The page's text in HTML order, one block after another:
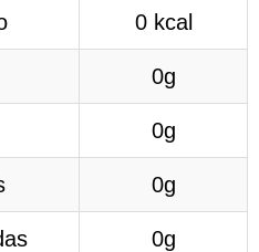
0 kcal
0g
0g
0g
0g